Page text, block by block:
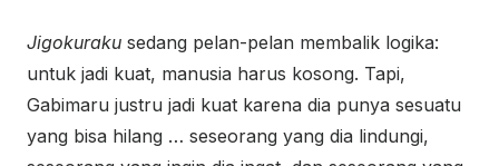
Jigokuraku sedang pelan-pelan membalik logika:
untuk jadi kuat, manusia harus kosong. Tapi,
Gabimaru justru jadi kuat karena dia punya sesuatu
yang bisa hilang … seseorang yang dia lindungi,